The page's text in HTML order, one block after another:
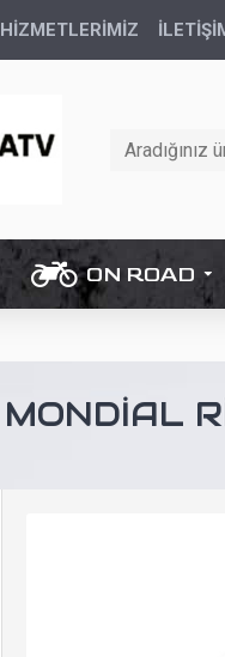
HİZMETLERİMİZ
ON ROAD
MONDIAL